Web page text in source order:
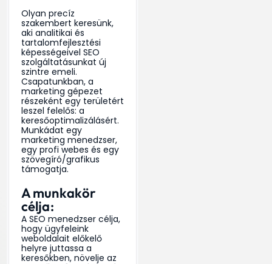
Olyan precíz
szakembert keresünk,
aki analitikai és
tartalomfejlesztési
képességeivel SEO
szolgáltatásunkat új
szintre emeli.
Csapatunkban, a
marketing gépezet
részeként egy területért
leszel felelős: a
keresőoptimalizálásért.
Munkádat egy
marketing menedzser,
egy profi webes és egy
szövegíró/grafikus
támogatja.
A munkakör
célja:
A SEO menedzser célja,
hogy ügyfeleink
weboldalait előkelő
helyre juttassa a
keresőkben, növelje az